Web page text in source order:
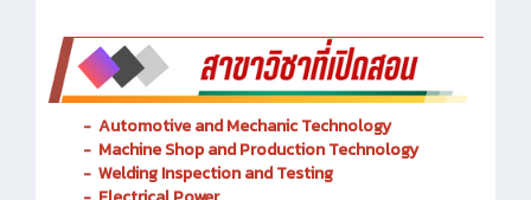
- Automotive and MechanicTechnology
- Machine Shop and Production Technology